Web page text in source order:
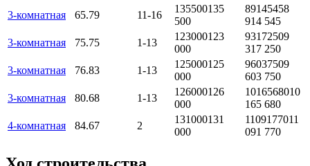
3-комнатная
65.79 11-16
135500135
500
89145458
914 545
3-комнатная
75.75 1-13
123000123
000
93172509
317 250
3-комнатная
76.83 1-13
125000125
000
96037509
603 750
3-комнатная
80.68 1-13
126000126
000
1016568010
165 680
4-комнатная
84.67 2
131000131
000
1109177011
091 770